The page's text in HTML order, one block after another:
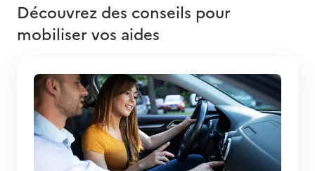
Découvrez des conseils pour
mobiliser vos aides